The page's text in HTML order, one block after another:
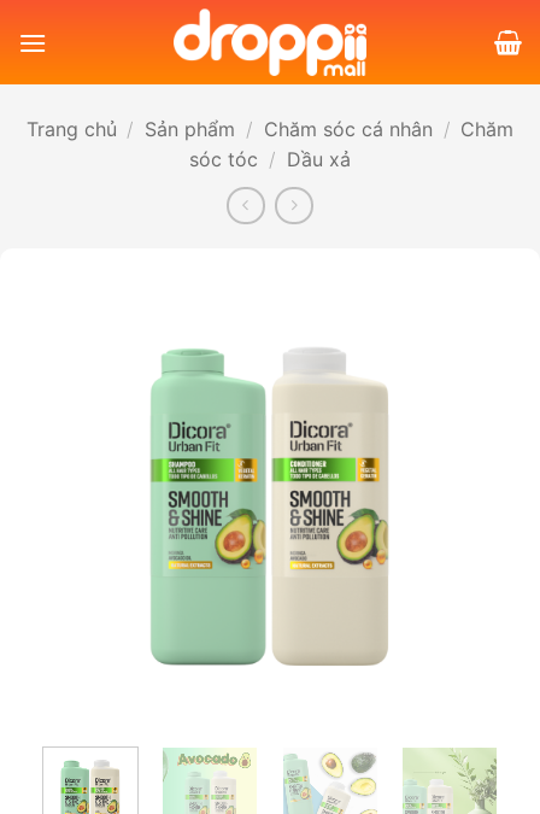
qua
Trang chủ / Sản phẩm / Chăm sóc cá nhân / Chăm
sóc tóc / Dầu xả